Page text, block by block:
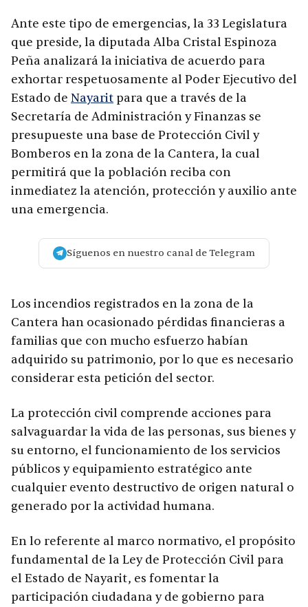
Ante este tipo de emergencias, la 33 Legislatura
que preside, la diputada Alba Cristal Espinoza
Peña analizará la iniciativa de acuerdo para
exhortar respetuosamente al Poder Ejecutivo del
Estado de Nayarit para que a través de la
Secretaría de Administración y Finanzas se
presupueste una base de Protección Civil y
Bomberos en la zona de la Cantera, la cual
permitirá que la población reciba con
inmediatez la atención, protección y auxilio ante
una emergencia.
Síguenos en nuestro canal de Telegram
Los incendios registrados en la zona de la
Cantera han ocasionado pérdidas financieras a
familias que con mucho esfuerzo habían
adquirido su patrimonio, por lo que es necesario
considerar esta petición del sector.
La protección civil comprende acciones para
salvaguardar la vida de las personas, sus bienes y
su entorno, el funcionamiento de los servicios
públicos y equipamiento estratégico ante
cualquier evento destructivo de origen natural o
generado por la actividad humana.
En lo referente al marco normativo, el propósito
fundamental de la Ley de Protección Civil para
el Estado de Nayarit, es fomentar la
participación ciudadana y de gobierno para